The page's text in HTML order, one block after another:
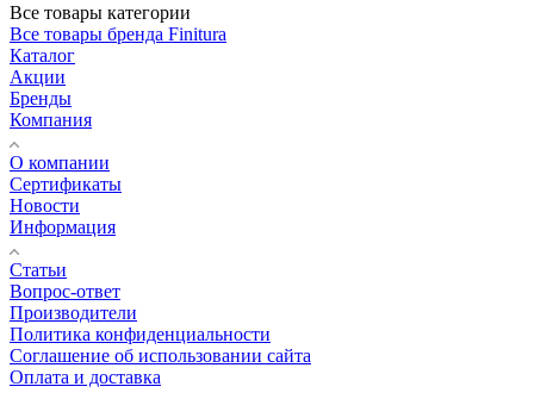
Все товары категории
Все товары бренда Finitura
Каталог
Акции
Бренды
Компания
О компании
Сертификаты
Новости
Информация
Статьи
Вопрос-ответ
Производители
Политика конфиденциальности
Соглашение об использовании сайта
Оплата и доставка